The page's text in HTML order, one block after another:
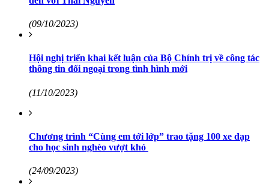
(09/10/2023)
Hội nghị triển khai kết luận của Bộ Chính trị về công tác
thông tin đối ngoại trong tình hình mới
(11/10/2023)
Chương trình “Cùng em tới lớp” trao tặng 100 xe đạp
cho học sinh nghèo vượt khó
(24/09/2023)